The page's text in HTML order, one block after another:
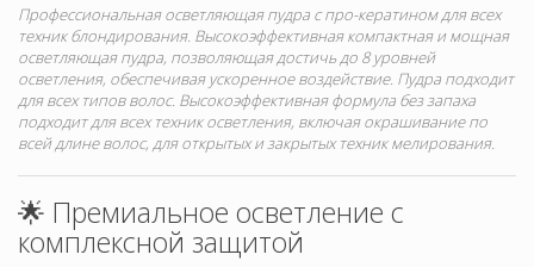
Профессиональная осветляющая пудра с про-кератином для всех
техник блондирования. Высокоэффективная компактная и мощная
осветляющая пудра, позволяющая достичь до 8 уровней
осветления, обеспечивая ускоренное воздействие. Пудра подходит
для всех типов волос. Высокоэффективная формула без запаха
подходит для всех техник осветления, включая окрашивание по
всей длине волос, для открытых и закрытых техник мелирования.
🌟 Премиальное осветление с
комплексной защитой